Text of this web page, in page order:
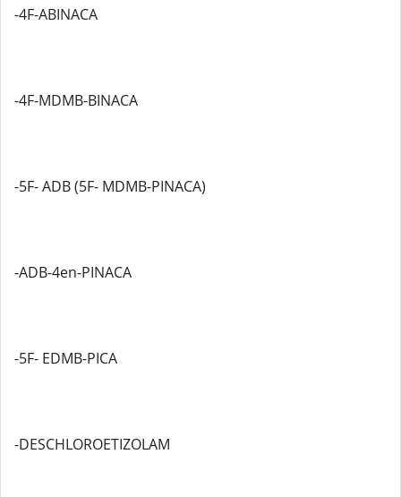
-4F-ABINACA
-4F-MDMB-BINACA
-5F- ADB (5F- MDMB-PINACA)
-ADB-4en-PINACA
-5F- EDMB-PICA
-DESCHLOROETIZOLAM